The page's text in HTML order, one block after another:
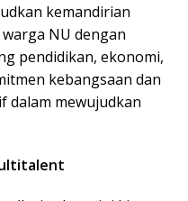
kemandirian
NU dengan
pendidikan, ekonomi,
kebangsaan dan
dalam mewujudkan